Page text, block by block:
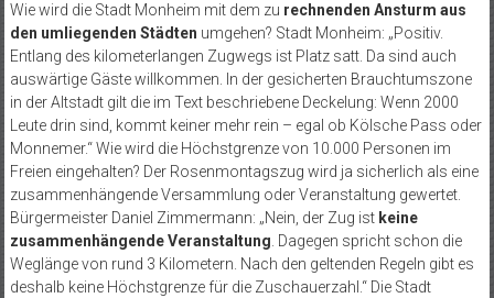
Wie wird die Stadt Monheim mit dem zu rechnenden Ansturm aus
den umliegenden Städten umgehen? Stadt Monheim: „Positiv.
Entlang des kilometerlangen Zugwegs ist Platz satt. Da sind auch
auswärtige Gäste willkommen. In der gesicherten Brauchtumszone
in der Altstadt gilt die im Text beschriebene Deckelung: Wenn 2000
Leute drin sind, kommt keiner mehr rein – egal ob Kölsche Pass oder
Monnemer.“ Wie wird die Höchstgrenze von 10.000 Personen im
Freien eingehalten? Der Rosenmontagszug wird ja sicherlich als eine
zusammenhängende Versammlung oder Veranstaltung gewertet.
Bürgermeister Daniel Zimmermann: „Nein, der Zug ist keine
zusammenhängende Veranstaltung . Dagegen spricht schon die
Weglänge von rund 3 Kilometern. Nach den geltenden Regeln gibt es
deshalb keine Höchstgrenze für die Zuschauerzahl.“ Die Stadt